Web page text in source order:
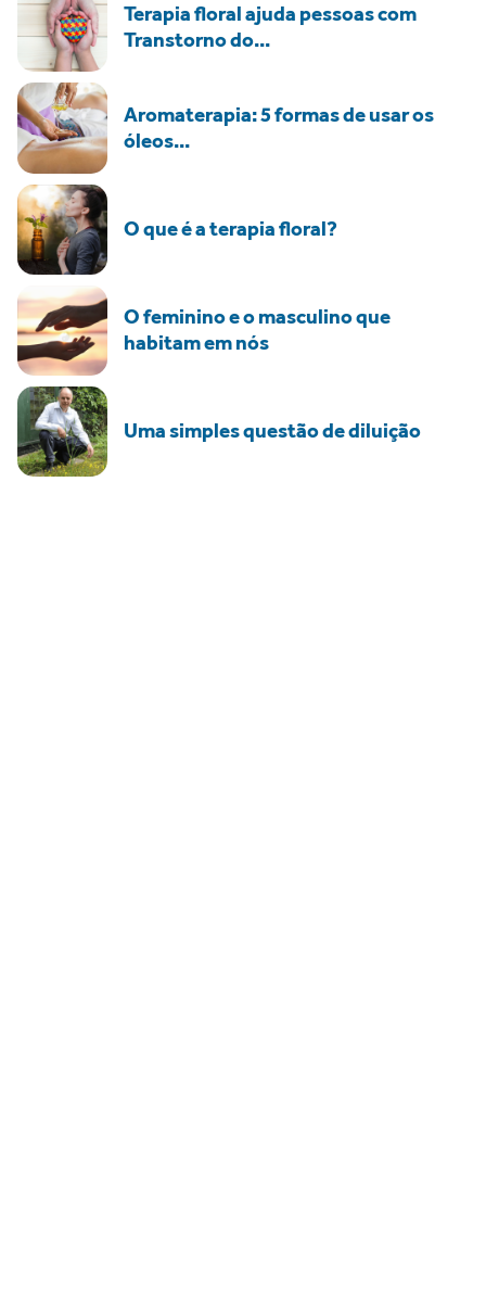
Terapia floral ajuda pessoas com
Transtorno do...
Aromaterapia: 5 formas de usar os
óleos...
O que é a terapia floral?
O feminino e o masculino que
habitam em nós
Uma simples questão de diluição